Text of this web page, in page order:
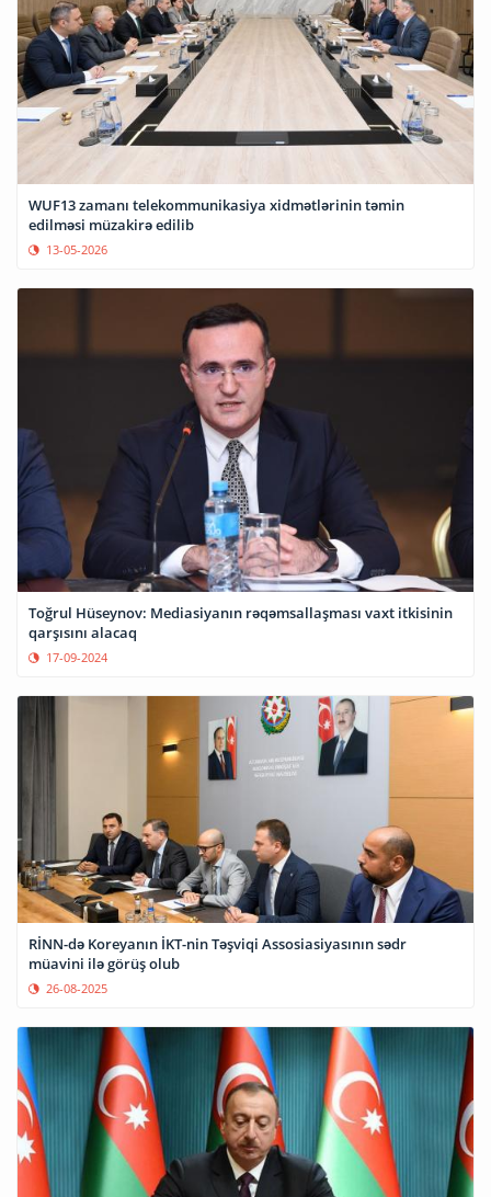
WUF13 zamanı telekommunikasiya xidmətlərinin təmin
edilməsi müzakirə edilib
13-05-2026
Toğrul Hüseynov: Mediasiyanın rəqəmsallaşması vaxt itkisinin
qarşısını alacaq
17-09-2024
RİNN-də Koreyanın İKT-nin Təşviqi Assosiasiyasının sədr
müavini ilə görüş olub
26-08-2025